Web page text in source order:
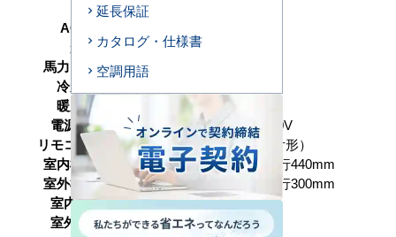
AC型番
形状
ビルトイン形
馬力（能力）
冷房能力
暖房能力
4.5（1.8～5.9） kW
電源タイプ
単相200V／三相200V
リモコンタイプ
ワイヤード（壁取付形）
室内機サイズ
高さ325×幅850×奥行440mm
室外機サイズ
高さ629×幅799×奥行300mm
室内機重量
27+4(kg)
室外機重量
44kg
延長保証
カタログ・仕様書
空調用語